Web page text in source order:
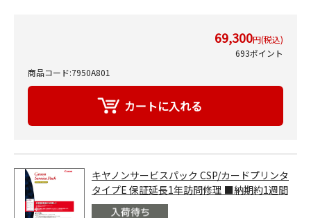
69,300円(税込)
693ポイント
商品コード:7950A801
キヤノンサービスパック CSP/カードプリンタ
タイプE 保証延長1年訪問修理 ■納期約1週間